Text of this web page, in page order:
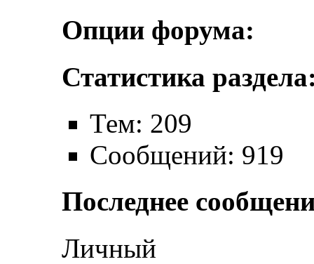
Опции форума:
Статистика
Тем: 209
Сообщений: 919
Последнее
Личный